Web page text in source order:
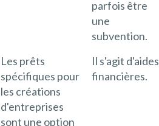
parfois être
une
subvention.
Les prêts
spécifiques pour
les créations
d'entreprises
sont une option
Il s'agit d'aides
financières.